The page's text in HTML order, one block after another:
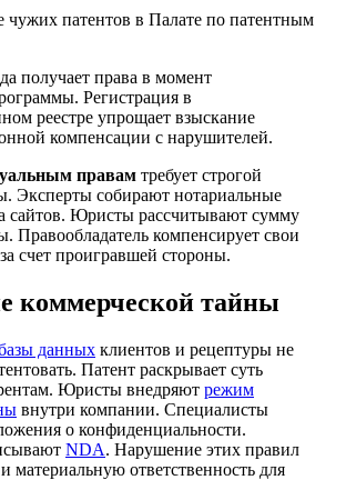
чужих патентов в Палате по патентным
получает права в момент
Регистрация в
реестре упрощает взыскание
компенсации с нарушителей.
правам требует строгой
Эксперты собирают нотариальные
сайтов. Юристы рассчитывают сумму
Правообладатель компенсирует свои
за счет проигравшей стороны.
коммерческой тайны
данных клиентов и рецептуры не
Патент раскрывает суть
Юристы внедряют режим
внутри компании. Специалисты
о конфиденциальности.
NDA. Нарушение этих правил
материальную ответственность для